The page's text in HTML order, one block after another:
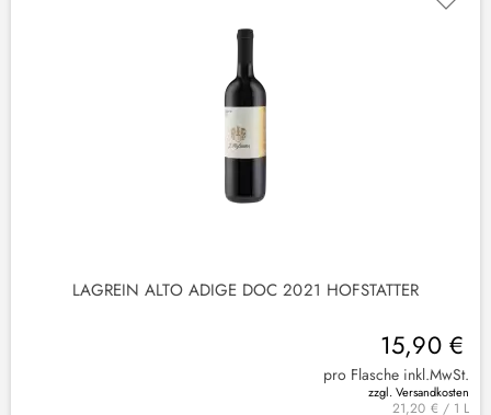
LAGREIN ALTO ADIGE DOC 2021 HOFSTÄTTER
15,90 €
pro Flasche inkl.MwSt.
zzgl. Versandkosten
21,20 € / 1 L